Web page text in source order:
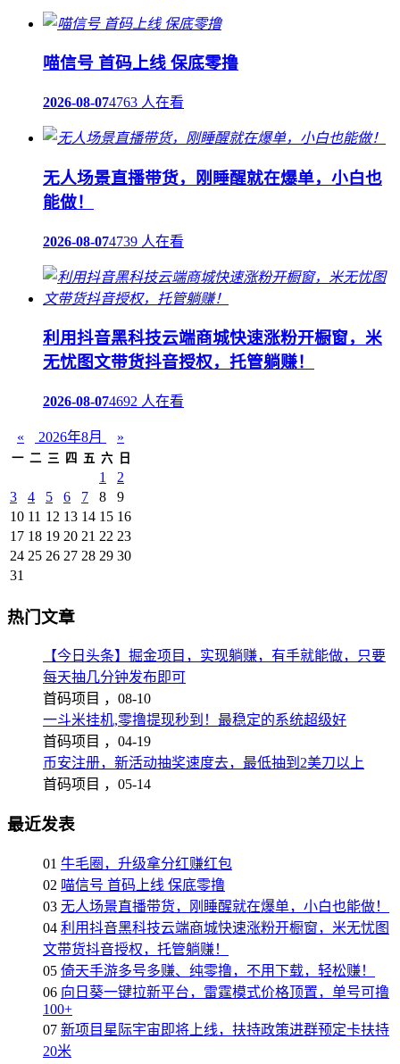
喵信号 首码上线 保底零撸
2026-08-074763 人在看
无人场景直播带货，刚睡醒就在爆单，小白也
能做！
2026-08-074739 人在看
利用抖音黑科技云端商城快速涨粉开橱窗，米
无忧图文带货抖音授权，托管躺赚！
2026-08-074692 人在看
« 2026年8月 »
一 二 三 四 五 六 日
1
2
3
4 5 6 7 8
9
10 11 12 13 14 15 16
17 18 19 20 21 22 23
24 25 26 27 28 29 30
31
热门文章
【今日头条】掘金项目，实现躺赚，有手就能做，只要
每天抽几分钟发布即可
首码项目 ， 08-10
一斗米挂机,零撸提现秒到！最稳定的系统超级好
首码项目 ， 04-19
币安注册，新活动抽奖速度去，最低抽到2美刀以上
首码项目 ， 05-14
最近发表
01 牛毛圈，升级拿分红赚红包
02 喵信号 首码上线 保底零撸
03 无人场景直播带货，刚睡醒就在爆单，小白也能做！
04 利用抖音黑科技云端商城快速涨粉开橱窗，米无忧图
文带货抖音授权，托管躺赚！
05 倚天手游多号多赚、纯零撸，不用下载，轻松赚！
06 向日葵一键拉新平台，雷霆模式价格顶置，单号可撸
100+
07 新项目星际宇宙即将上线，扶持政策进群预定卡扶持
20米